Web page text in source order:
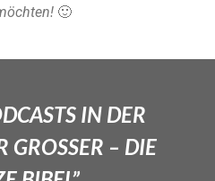
🙂
IN DER
GROSSER – DIE